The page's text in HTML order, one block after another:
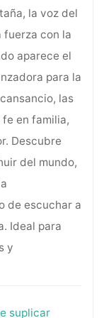
la voz del
fuerza con la
aparece el
para la
las
en familia,
Descubre
del mundo,
de escuchar a
Ideal para
y
suplicar